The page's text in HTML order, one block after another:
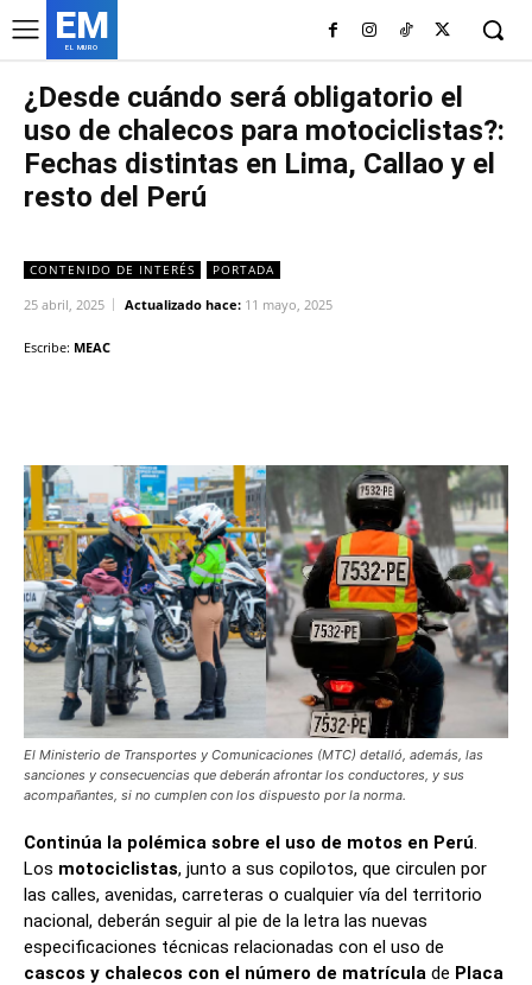
EM
EL MURO
¿Desde cuándo será obligatorio el
uso de chalecos para motociclistas?:
Fechas distintas en Lima, Callao y el
resto del Perú
CONTENIDO DE INTERÉS PORTADA
25 abril, 2025 Actualizado hace: 11 mayo, 2025
Escribe: MEAC
El Ministerio de Transportes y Comunicaciones (MTC) detalló, además, las
sanciones y consecuencias que deberán afrontar los conductores, y sus
acompañantes, si no cumplen con los dispuesto por la norma.
Continúa la polémica sobre el uso de motos en Perú
Los motociclistas, junto a sus copilotos, que circulen por
las calles, avenidas, carreteras o cualquier vía del territorio
nacional, deberán seguir al pie de la letra las nuevas
especificaciones técnicas relacionadas con el uso de
cascos y chalecos con el número de matrícula de Placa